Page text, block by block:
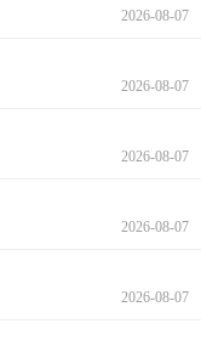
2026-08-07
2026-08-07
2026-08-07
2026-08-07
2026-08-07